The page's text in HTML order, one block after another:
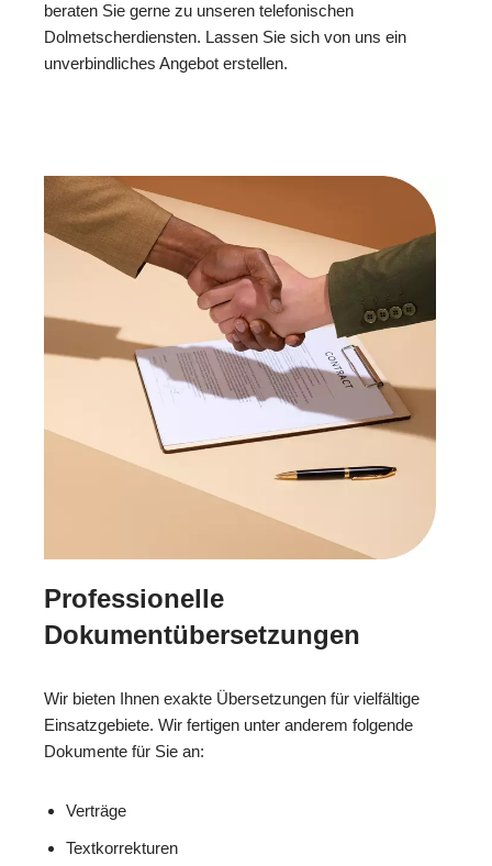
beraten Sie gerne zu unseren telefonischen
Dolmetscherdiensten. Lassen Sie sich von uns ein
unverbindliches Angebot erstellen.
Professionelle
Dokumentübersetzungen
Wir bieten Ihnen exakte Übersetzungen für vielfältige
Einsatzgebiete. Wir fertigen unter anderem folgende
Dokumente für Sie an:
Verträge
Textkorrekturen